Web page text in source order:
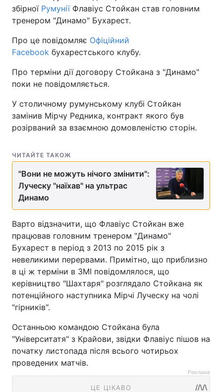
збірної РумуніїФлавіус Стойкан став головним
тренером "Динамо" Бухарест.
Про це повідомляє Офіційний
Facebook бухарестського клубу.
Про терміни дії договору Стойкана з "Динамо"
поки не повідомляється.
У столичному румунському клубі Стойкан
замінив Мірчу Редника, контракт якого був
розірваний за взаємною домовленістю сторін.
ЧИТАЙТЕ ТАКОЖ
"Вони не можуть нічого змінити":
Луческу "наїхав" на ультрас
Динамо
Варто відзначити, що Флавіус Стойкан вже
працював головним тренером "Динамо"
Бухарест в період з 2013 по 2015 рік з
невеликими перервами. Примітно, що приблизно
в ці ж терміни в ЗМІ повідомлялося, що
керівництво "Шахтаря" розглядало Стойкана як
потенційного наступника Мірчі Луческу на чолі
"гірників".
Останньою командою Стойкана була
"Університатя" з Крайови, звідки Флавіус пішов на
початку листопада після всього чотирьох
проведених матчів.
Реклама